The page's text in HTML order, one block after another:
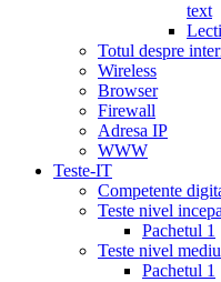
text
Totul despre
Wireless
Browser
Firewall
Adresa IP
WWW
Teste-IT
Competente
Teste nivel
Pachetul 1
Teste nivel mediu
Pachetul 1